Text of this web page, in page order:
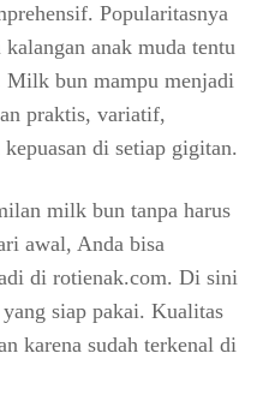
Popularitasnya
anak muda tentu
Milk bun mampu menjadi
praktis, variatif,
di setiap gigitan.
milk bun tanpa harus
awal, Anda bisa
di rotienak.com. Di sini
siap pakai. Kualitas
karena sudah terkenal di